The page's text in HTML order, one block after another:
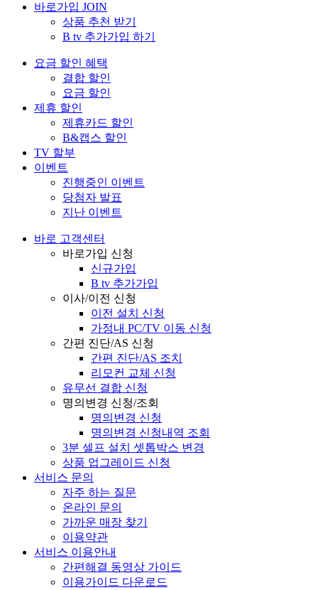
바로가입 JOIN
상품 추천 받기
B tv 추가가입 하기
요금 할인 혜택
결합 할인
요금 할인
제휴 할인
제휴카드 할인
B&캡스 할인
TV 할부
이벤트
진행중인 이벤트
당첨자 발표
지난 이벤트
바로 고객센터
바로가입 신청
신규가입
B tv 추가가입
이사/이전 신청
이전 설치 신청
가정내 PC/TV 이동 신청
간편 진단/AS 신청
간편 진단/AS 조치
리모컨 교체 신청
유무선 결합 신청
명의변경 신청/조회
명의변경 신청
명의변경 신청내역 조회
3분 셀프 설치 셋톱박스 변경
상품 업그레이드 신청
서비스 문의
자주 하는 질문
온라인 문의
가까운 매장 찾기
이용약관
서비스 이용안내
간편해결 동영상 가이드
이용가이드 다운로드